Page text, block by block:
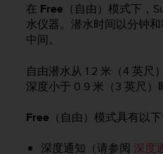
在 Free （自由）模式下，
水仪器。潜水时间以分钟
中间。
自由潜水从 1.2 米（4 英尺
深度小于 0.9 米（3 英尺）
Free （自由）模式具有以下
深度通知（请参阅 深度